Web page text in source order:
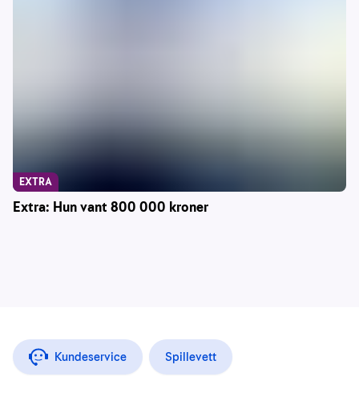
Extra: Hun vant 800 000 kroner
EXTRA
Kundeservice Spillevett